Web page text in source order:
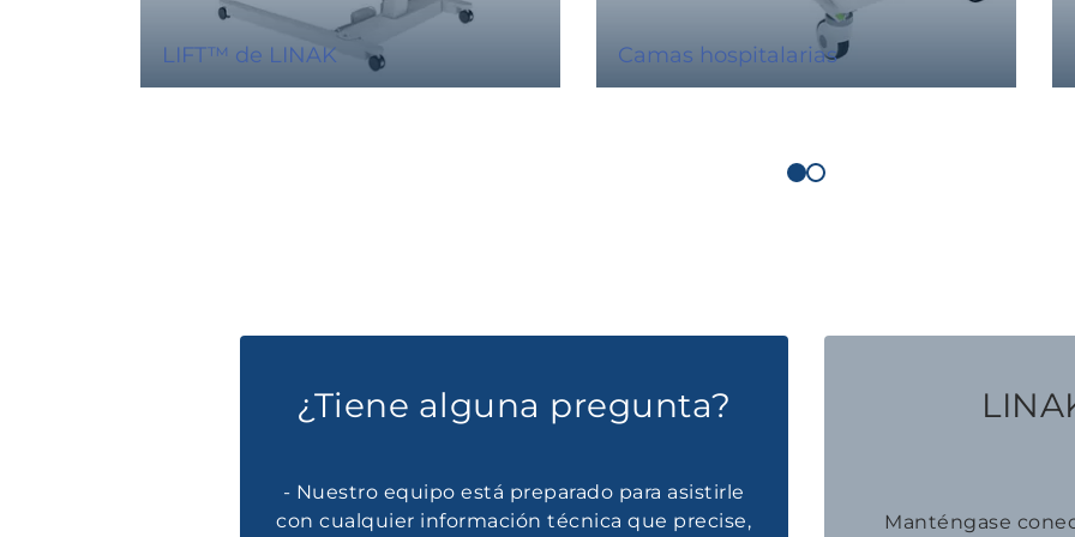
LIFT™ de LINAK Camas hospitalarias
¿Tiene alguna pregunta?
- Nuestro equipo está preparado para asistirle
con cualquier información técnica que precise,
Manténgase